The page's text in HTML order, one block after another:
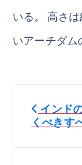
いる。 高さ
いアーチダム
投
稿
インド
くべきす